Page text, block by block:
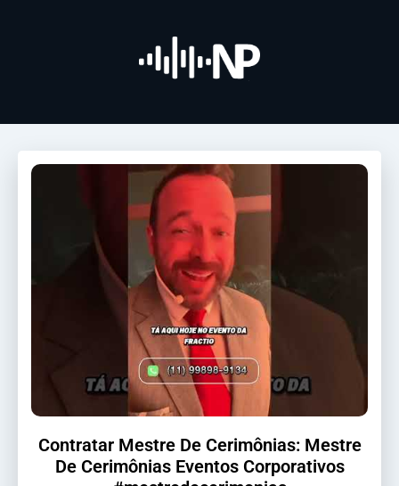
Contratar Mestre De Cerimônias: Mestre
De Cerimônias Eventos Corporativos